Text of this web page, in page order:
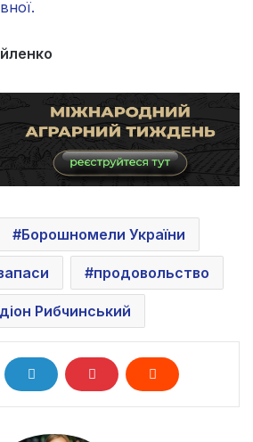
Борошномели України
продовольство
Рибчинський